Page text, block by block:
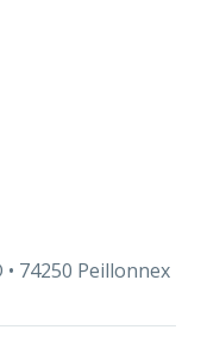
74250 Peillonnex